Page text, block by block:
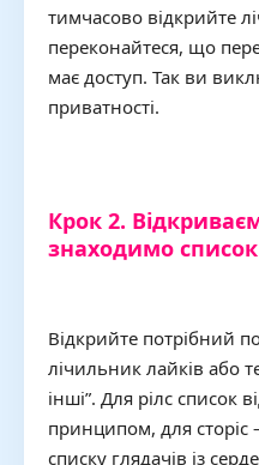
тимчасово відкрийте
переконайтеся, що
має доступ. Так ви
приватності.
Крок 2.
знаходимо
Відкрийте потрібний
лічильник лайків або
інші”. Для рілс список
принципом, для сторіс
списку глядачів із